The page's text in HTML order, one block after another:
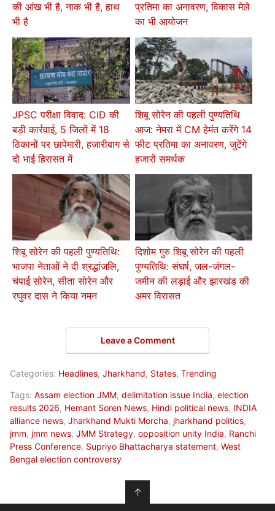
की आंख भी है, नाक भी है, हाथ
भी है
प्रतिमा का अनावरण, विकास मेले
का भी आयोजन
JPSC परीक्षा विवाद: CID की
बड़ी कार्रवाई, 5 जिलों में 18
ठिकानों पर छापेमारी, हजारीबाग से
दो भाई हिरासत में
शिबू सोरेन की पहली पुण्यतिथि
आज: नेमरा में CM हेमंत करेंगे 14
फीट प्रतिमा का अनावरण, जुटेंगे
हजारों समर्थक
शिबू सोरेन की पहली पुण्यतिथि:
भाजपा नेताओं ने दी श्रद्धांजलि,
चंपाई सोरेन, सीता सोरेन और
रघुवर दास ने किया नमन
दिशोम गुरु शिबू सोरेन की पहली
पुण्यतिथि: संघर्ष, जल-जंगल-
जमीन की लड़ाई और झारखंड की
अमर विरासत
Leave a Comment
Categories: Headlines, Jharkhand, States, Trending
Tags: Assam election JMM, delimitation issue India, election
results 2026, Hemant Soren News, Hindi political news, INDIA
alliance news, Jharkhand Mukti Morcha, jharkhand politics,
jmm, jmm news, JMM Strategy, opposition unity India, Ranchi
Press Conference, Supriyo Bhattacharya statement, West
Bengal election controversy
↑